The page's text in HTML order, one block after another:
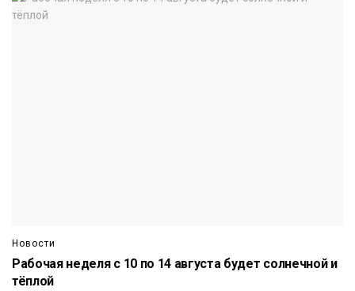
Новости
Рабочая неделя с 10 по 14 августа будет солнечной и
тёплой